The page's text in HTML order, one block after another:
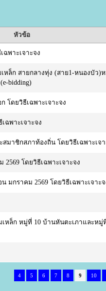
หัวข้อ
ฉพาะเจาะจง
หล็ก สายกลางทุ่ง (สาย1-หนองบัว)
bidding)
โดยวิธีเฉพาะเจาะจง
ฉพาะเจาะจง
มาชิกสภาท้องถิ่น โดยวิธีเฉพาะเจา
โดยวิธีเฉพาะเจาะจง
มกราคม 2569 โดยวิธีเฉพาะเจาะจ
เหล็ก หมู่ที่ 10 บ้านหันตะเภาและห
4 5 6 7 8 9 10